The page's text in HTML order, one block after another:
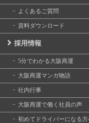
よくあるご質問
資料ダウンロード
採用情報
5分でわかる大阪商運
大阪商運マンガ物語
社内行事
大阪商運で働く社員の声
初めてドライバーになる